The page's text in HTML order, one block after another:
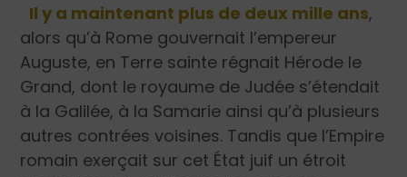
Il y a maintenant plus de deux mille ans,
alors qu’à Rome gouvernait l’empereur
Auguste, en Terre sainte régnait Hérode le
Grand, dont le royaume de Judée s’étendait
à la Galilée, à la Samarie ainsi qu’à plusieurs
autres contrées voisines. Tandis que l’Empire
romain exerçait sur cet État juif un étroit